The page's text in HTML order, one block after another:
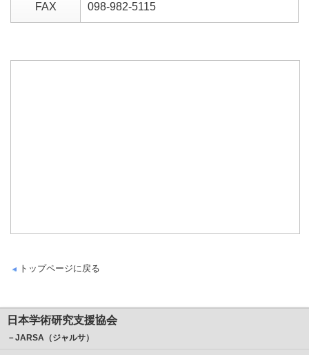
FAX 098-982-5115
トップページに戻る
日本学術研究支援協会
－JARSA（ジャルサ）